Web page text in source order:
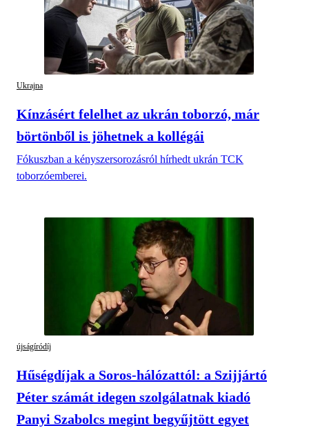
Ukrajna
Kínzásért felelhet az ukrán toborzó, már
börtönből is jöhetnek a kollégái
Fókuszban a kényszersorozásról hírhedt ukrán TCK
toborzóemberei.
újságíródíj
Hűségdíjak a Soros-hálózattól: a Szijjártó
Péter számát idegen szolgálatnak kiadó
Panyi Szabolcs megint begyűjtött egyet